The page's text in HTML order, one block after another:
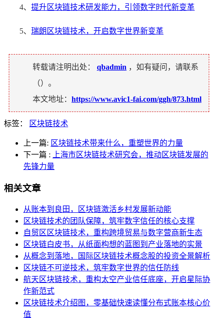
4、 提升区块链技术研发能力，引领数字时代新变革
5、 瑞朗区块链技术，开启数字世界新变革
转载请注明出处： qbadmin ，如有疑问，请联系
（）。
本文地址： https://www.avic1-fai.com/ggh/873.html
标签： 区块链技术
上一篇: 区块链技术带来什么，重塑世界的力量
下一篇 :
上海市区块链技术研究会，推动区块链发展的
先锋力量
相关文章
从账本到良田，区块链激活乡村发展新动能
区块链技术的团队保障，筑牢数字信任的核心支撑
自贸区区块链技术，重构跨境贸易与数字营商新生态
区块链白皮书，从纸面构想的蓝图到产业落地的实景
从概念到落地，国际区块链技术概念股的投资全景解析
区块链不可逆技术，筑牢数字世界的信任防线
航天区块链技术，重构太空产业信任底座，开启星际协
作新范式
区块链技术介绍图，零基础快速读懂分布式账本核心价
值